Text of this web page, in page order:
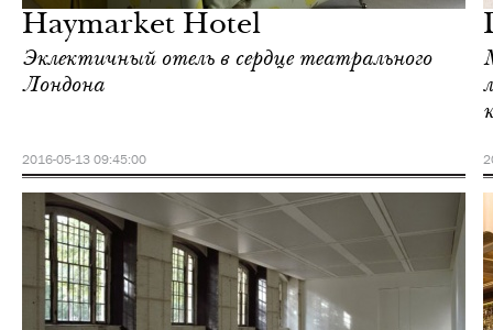
Haymarket Hotel
Эклектичный отель в сердце театрального
Лондона
2016-05-13 09:45:00